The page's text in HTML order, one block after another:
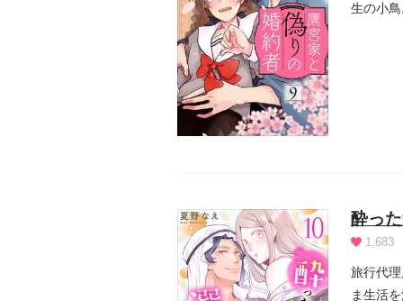
生の小
酔っ
1,683
旅行代
ま生活